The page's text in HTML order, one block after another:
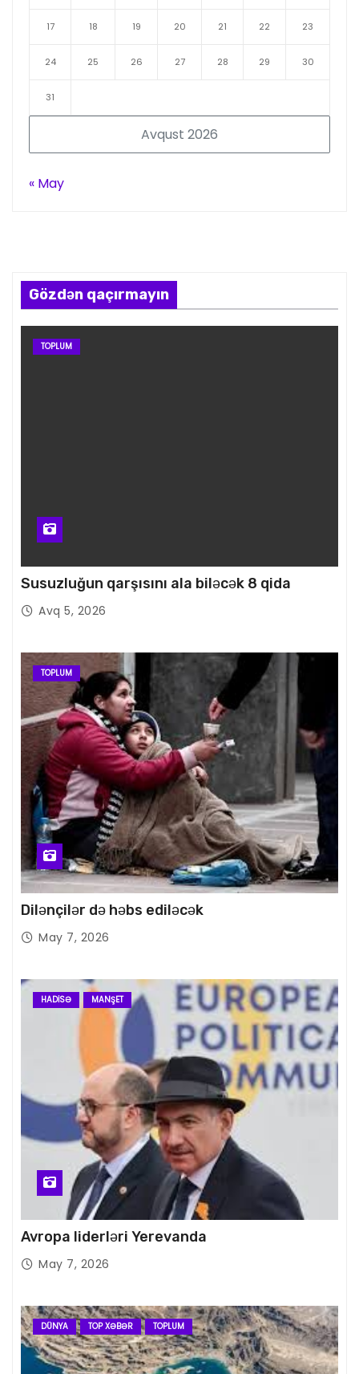
Avqust 2026
17 18 19 20 21 22 23
24 25 26 27 28 29 30
31
« May
Gözdən qaçırmayın
TOPLUM
Susuzluğun qarşısını ala biləcək 8 qida
Avq 5, 2026
TOPLUM
Dilənçilər də həbs ediləcək
May 7, 2026
HADISƏ MANŞET
Avropa liderləri Yerevanda
May 7, 2026
DÜNYA TOP XƏBƏR TOPLUM